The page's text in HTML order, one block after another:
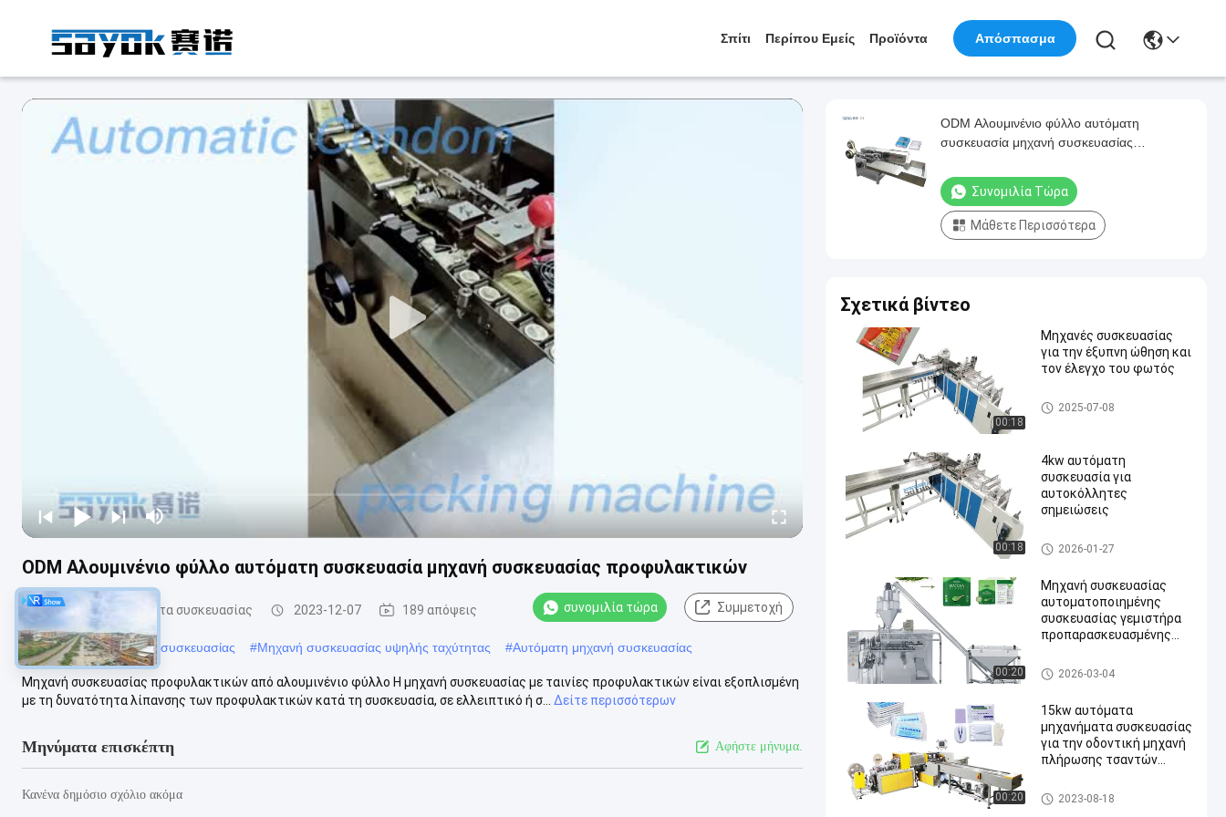
Σπίτι Περίπου Εμείς Προϊόντα Απόσπασμα
ODM Αλουμινένιο φύλλο αυτόματη συσκευασία μηχανή συσκευασίας προφυλακτικών
αυτόματα μηχανήματα συσκευασίας 2023-12-07 189 απόψεις συνομιλία τώρα Συμμετοχή
#αυτόματα μηχανήματα συσκευασίας #Μηχανή συσκευασίας υψηλής ταχύτητας #Αυτόματη μηχανή συσκευασίας
Μηχανή συσκευασίας προφυλακτικών από αλουμινένιο φύλλο Η μηχανή συσκευασίας με ταινίες προφυλακτικών είναι εξοπλισμένη
με τη δυνατότητα λίπανσης των προφυλακτικών κατά τη συσκευασία, σε ελλειπτικό ή σ...
Δείτε περισσότερων
Μηνύματα επισκέπτη Αφήστε μήνυμα.
Κανένα δημόσιο σχόλιο ακόμα
ODM Αλουμινένιο φύλλο αυτόματη
συσκευασία μηχανή συσκευασίας
Συνομιλία Τώρα
Μάθετε Περισσότερα
Σχετικά βίντεο
00:18
Μηχανές συσκευασίας
για την έξυπνη ώθηση και
τον έλεγχο του φωτός
αυτόματα μηχανήματα συσκ
ευασίας
2025-07-08
00:18
4kw αυτόματη
συσκευασία για
αυτοκόλλητες
σημειώσεις
αυτόματα μηχανήματα συσκ
ευασίας
2026-01-27
00:20
Μηχανή συσκευασίας
αυτοματοποιημένης
συσκευασίας γεμιστήρα
προπαρασκευασμένης
αυτόματα μηχανήματα συσκ
ευασίας
2026-03-04
00:20
15kw αυτόματα
μηχανήματα συσκευασίας
για την οδοντική μηχανή
πλήρωσης τσαντών
Αυτόματη μηχανή τοποθέτη
σης μέσα σε σάκκο
2023-08-18